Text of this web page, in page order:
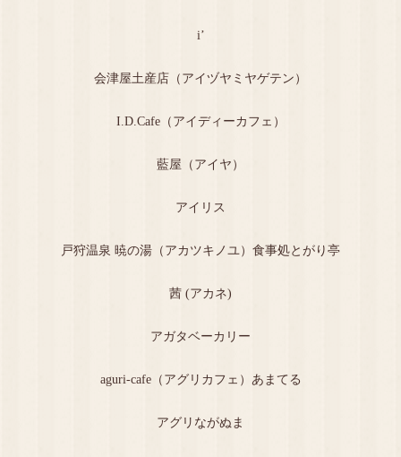
i’
会津屋土産店（アイヅヤミヤゲテン）
I.D.Cafe（アイディーカフェ）
藍屋（アイヤ）
アイリス
戸狩温泉 暁の湯（アカツキノユ）食事処とがり亭
茜 (アカネ)
アガタベーカリー
aguri-cafe（アグリカフェ）あまてる
アグリながぬま